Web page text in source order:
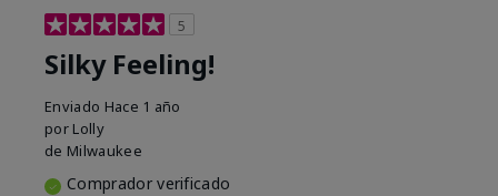
5
Silky Feeling!
Enviado Hace 1 año
por Lolly
de Milwaukee
Comprador verificado